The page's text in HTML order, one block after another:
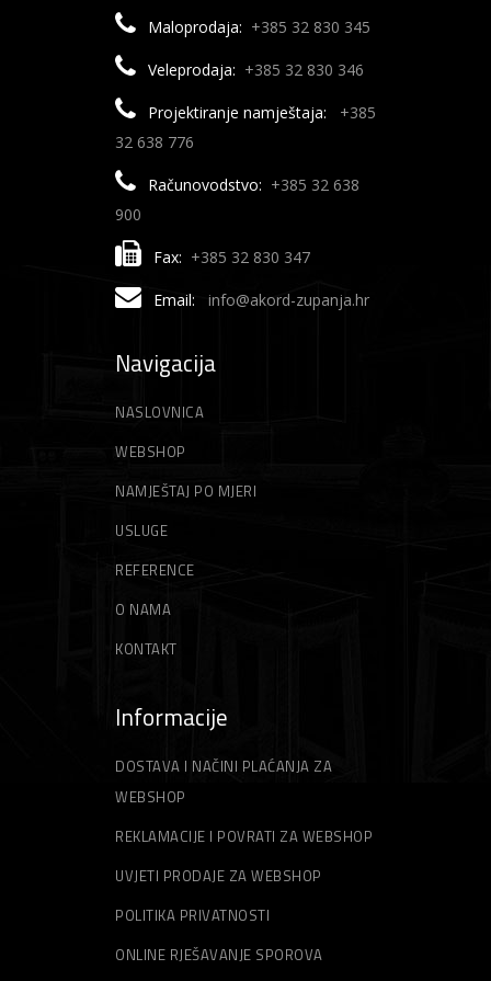
Maloprodaja: +385 32 830 345
Veleprodaja: +385 32 830 346
Projektiranje namještaja:
+385
32 638 776
Računovodstvo: +385 32 638
900
Fax: +385 32 830 347
Email: info@akord-zupanja.hr
Navigacija
NASLOVNICA
WEBSHOP
NAMJEŠTAJ PO MJERI
USLUGE
REFERENCE
O NAMA
KONTAKT
Informacije
DOSTAVA I NAČINI PLAĆANJA ZA
WEBSHOP
REKLAMACIJE I POVRATI ZA WEBSHOP
UVJETI PRODAJE ZA WEBSHOP
POLITIKA PRIVATNOSTI
ONLINE RJEŠAVANJE SPOROVA